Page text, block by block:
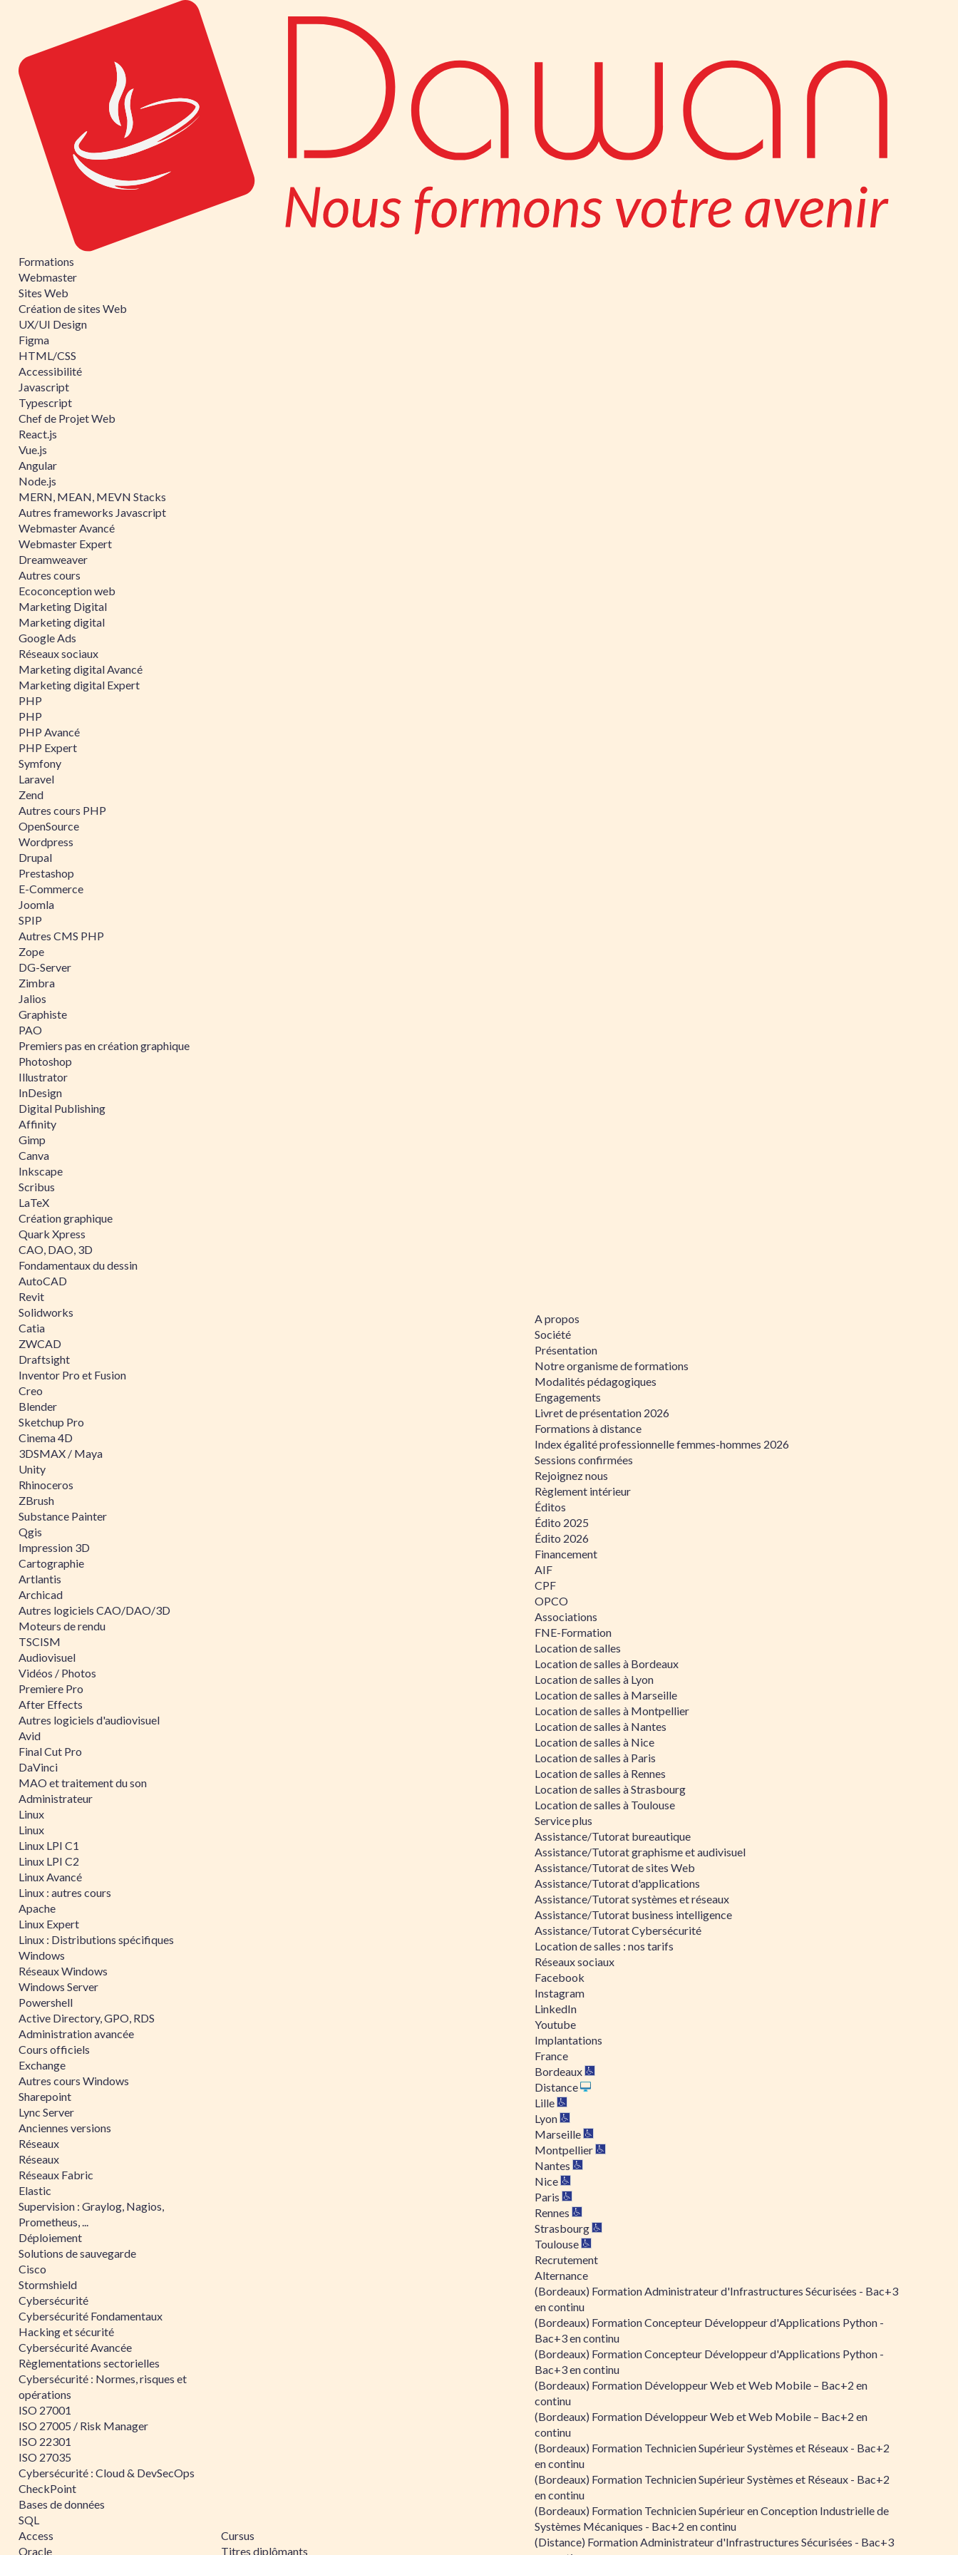
Formations
Webmaster
Sites Web
Création de sites Web
UX/UI Design
Figma
HTML/CSS
Accessibilité
Javascript
Typescript
Chef de Projet Web
React.js
Vue.js
Angular
Node.js
MERN, MEAN, MEVN Stacks
Autres frameworks Javascript
Webmaster Avancé
Webmaster Expert
Dreamweaver
Autres cours
Ecoconception web
Marketing Digital
Marketing digital
Google Ads
Réseaux sociaux
Marketing digital Avancé
Marketing digital Expert
PHP
PHP
PHP Avancé
PHP Expert
Symfony
Laravel
Zend
Autres cours PHP
OpenSource
Wordpress
Drupal
Prestashop
E-Commerce
Joomla
SPIP
Autres CMS PHP
Zope
DG-Server
Zimbra
Jalios
Graphiste
PAO
Premiers pas en création graphique
Photoshop
Illustrator
InDesign
Digital Publishing
Affinity
Gimp
Canva
Inkscape
Scribus
LaTeX
Création graphique
Quark Xpress
CAO, DAO, 3D
Fondamentaux du dessin
AutoCAD
Revit
Solidworks
Catia
ZWCAD
Draftsight
Inventor Pro et Fusion
Creo
Blender
Sketchup Pro
Cinema 4D
3DSMAX / Maya
Unity
Rhinoceros
ZBrush
Substance Painter
Qgis
Impression 3D
Cartographie
Artlantis
Archicad
Autres logiciels CAO/DAO/3D
Moteurs de rendu
TSCISM
Audiovisuel
Vidéos / Photos
Premiere Pro
After Effects
Autres logiciels d'audiovisuel
Avid
Final Cut Pro
DaVinci
MAO et traitement du son
Administrateur
Linux
Linux
Linux LPI C1
Linux LPI C2
Linux Avancé
Linux : autres cours
Apache
Linux Expert
Linux : Distributions spécifiques
Windows
Réseaux Windows
Windows Server
Powershell
Active Directory, GPO, RDS
Administration avancée
Cours officiels
Exchange
Autres cours Windows
Sharepoint
Lync Server
Anciennes versions
Réseaux
Réseaux
Réseaux Fabric
Elastic
Supervision : Graylog, Nagios,
Prometheus, ...
Déploiement
Solutions de sauvegarde
Cisco
Stormshield
Cybersécurité
Cybersécurité Fondamentaux
Hacking et sécurité
Cybersécurité Avancée
Règlementations sectorielles
Cybersécurité : Normes, risques et
opérations
ISO 27001
ISO 27005 / Risk Manager
ISO 22301
ISO 27035
Cybersécurité : Cloud & DevSecOps
CheckPoint
Bases de données
SQL
Access
Oracle
Cursus
Titres diplômants
A propos
Société
Présentation
Notre organisme de formations
Modalités pédagogiques
Engagements
Livret de présentation 2026
Formations à distance
Index égalité professionnelle femmes-hommes 2026
Sessions confirmées
Rejoignez nous
Règlement intérieur
Éditos
Édito 2025
Édito 2026
Financement
AIF
CPF
OPCO
Associations
FNE-Formation
Location de salles
Location de salles à Bordeaux
Location de salles à Lyon
Location de salles à Marseille
Location de salles à Montpellier
Location de salles à Nantes
Location de salles à Nice
Location de salles à Paris
Location de salles à Rennes
Location de salles à Strasbourg
Location de salles à Toulouse
Service plus
Assistance/Tutorat bureautique
Assistance/Tutorat graphisme et audivisuel
Assistance/Tutorat de sites Web
Assistance/Tutorat d'applications
Assistance/Tutorat systèmes et réseaux
Assistance/Tutorat business intelligence
Assistance/Tutorat Cybersécurité
Location de salles : nos tarifs
Réseaux sociaux
Facebook
Instagram
LinkedIn
Youtube
Implantations
France
Bordeaux
Distance
Lille
Lyon
Marseille
Montpellier
Nantes
Nice
Paris
Rennes
Strasbourg
Toulouse
Recrutement
Alternance
(Bordeaux) Formation Administrateur d'Infrastructures Sécurisées - Bac+3
en continu
(Bordeaux) Formation Concepteur Développeur d'Applications Python -
Bac+3 en continu
(Bordeaux) Formation Concepteur Développeur d'Applications Python -
Bac+3 en continu
(Bordeaux) Formation Développeur Web et Web Mobile – Bac+2 en
continu
(Bordeaux) Formation Développeur Web et Web Mobile – Bac+2 en
continu
(Bordeaux) Formation Technicien Supérieur Systèmes et Réseaux - Bac+2
en continu
(Bordeaux) Formation Technicien Supérieur Systèmes et Réseaux - Bac+2
en continu
(Bordeaux) Formation Technicien Supérieur en Conception Industrielle de
Systèmes Mécaniques - Bac+2 en continu
(Distance) Formation Administrateur d'Infrastructures Sécurisées - Bac+3